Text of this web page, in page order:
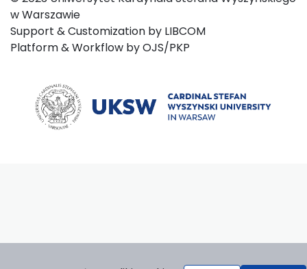
w Warszawie
Support & Customization by LIBCOM
Platform & Workflow by OJS/PKP